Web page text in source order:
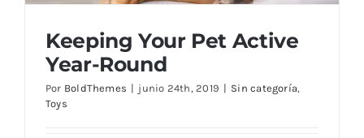
Keeping Your Pet Active
Year-Round
Por BoldThemes | junio 24th, 2019 | Sin categoría,
Toys